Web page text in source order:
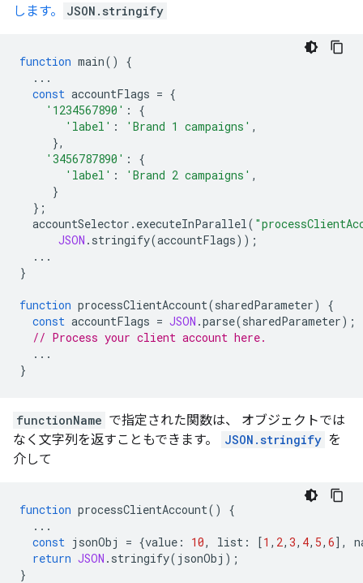
します。
JSON.stringify
function main()
{
...
const accountFlags = {
'1234567890' :
{
'label' : 'Brand 1 campaigns' ,
},
'3456787890' :
{
'label' : 'Brand 2 campaigns' ,
}
};
accountSelector . executeInParallel(
JSON . stringify(accountFlags));
...
}
function processClientAccount(sharedParameter)
{
const accountFlags = JSON .parse(sharedParameter);
// Process your client account here.
...
}
functionName で指定された関数は、 オブジェクトでは
なく文字列を返すこともできます。
JSON.stringify を
介して
function processClientAccount()
{
...
const jsonObj = {value : 10, list : [1 , 2, 3, 4, 5, 6],
return JSON . stringify( jsonObj );
}